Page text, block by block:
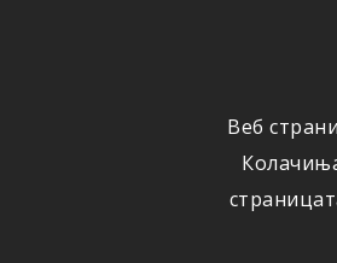
Веб